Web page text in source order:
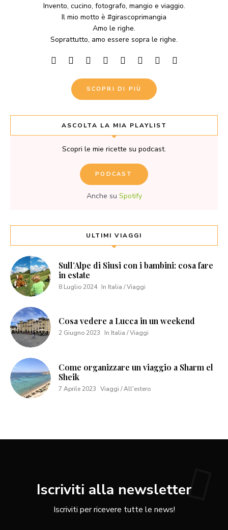
Invento, cucino, fotografo, mangio e viaggio.
Il mio motto è #girascoprimangia
Amo le righe.
Soprattutto, amo essere sopra le righe.
SCOPRI DI PIÙ
ASCOLTA LA MIA PLAYLIST
Scopri le mie ricette su podcast.
PODCAST
Anche su Spotify
ULTIMI VIAGGI
Sull’Alpe di Siusi con i bambini: cosa fare
in estate
8 Luglio 2024 In Italia / Viaggi
Cosa vedere a Lucca in un weekend
2 Giugno 2023 In Italia / Viaggi
Come organizzare un viaggio a Sharm el
Sheik
7 Aprile 2023 Viaggi / All'estero
Iscriviti alla newsletter
Iscriviti per ricevere tutte le news!